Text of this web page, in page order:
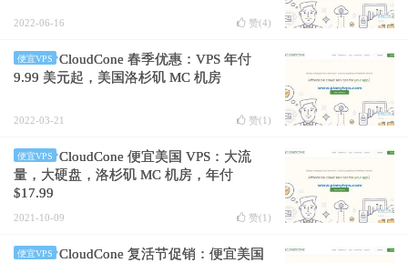
2022-06-16 赞(4)
便宜VPS
CloudCone 春季优惠：VPS 年付
9.99 美元起，美国洛杉矶 MC 机房
2022-03-21 赞(1 )
便宜VPS
CloudCone 便宜美国 VPS：大流
量，大硬盘，洛杉矶 MC 机房，年付
$17.99
2021-10-09 赞(1 )
便宜VPS
CloudCone 复活节促销：便宜美国